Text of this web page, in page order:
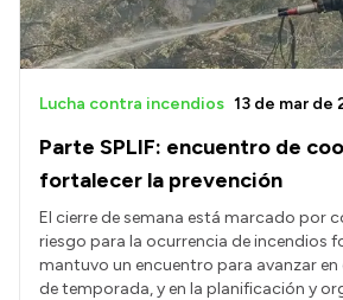
Parte SPLIF: encuentro de
fortalecer la prevención
Lucha contra incendios 13 de mar de
El cierre de semana está marcado por
riesgo para la ocurrencia de incendios
mantuvo un encuentro para avanzar en
de temporada, y en la planificación y